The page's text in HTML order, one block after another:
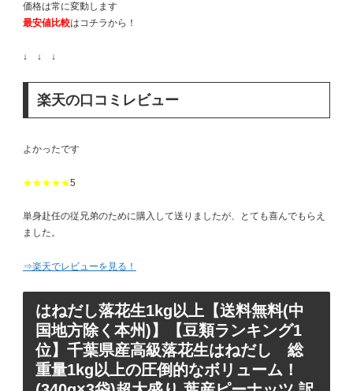
価格は常に変動します
最安値比較はコチラから！
↓ ↓ ↓
楽天の口コミレビュー
よかったです
★★★★★5
単身赴任の従兄弟のために購入して送りましたが、とても喜んでもらえ
ました。
⇒楽天でレビューを見る！
はねだし落花生1kg以上【送料無料(中
国地方除く本州)】【豆類ランキング1
位】千葉県産高級落花生はねだし 総
重量1kg以上の圧倒的なボリューム！